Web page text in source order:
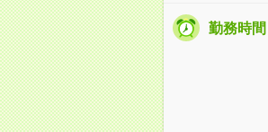
勤務時間